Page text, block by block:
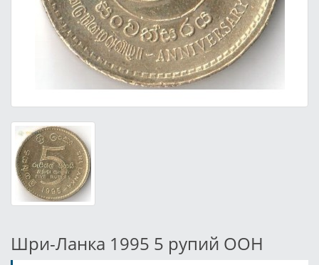
Шри-Ланка 1995 5 рупий ООН